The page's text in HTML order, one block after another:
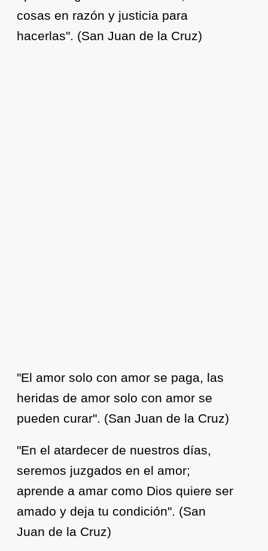
cosas en razón y justicia para
hacerlas". (San Juan de la Cruz)
"El amor solo con amor se paga, las
heridas de amor solo con amor se
pueden curar". (San Juan de la Cruz)
"En el atardecer de nuestros días,
seremos juzgados en el amor;
aprende a amar como Dios quiere ser
amado y deja tu condición". (San
Juan de la Cruz)